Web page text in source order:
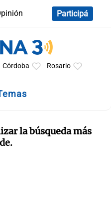
Participá
Córdoba Rosario
la búsqueda más